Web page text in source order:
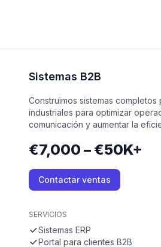
Sistemas B2B
Construimos sistemas
industriales para optimizar
comunicación y aumentar la
€7,000 – €50K+
Contactar ventas
SERVICIOS
Sistemas ERP
Portal para clientes B2B